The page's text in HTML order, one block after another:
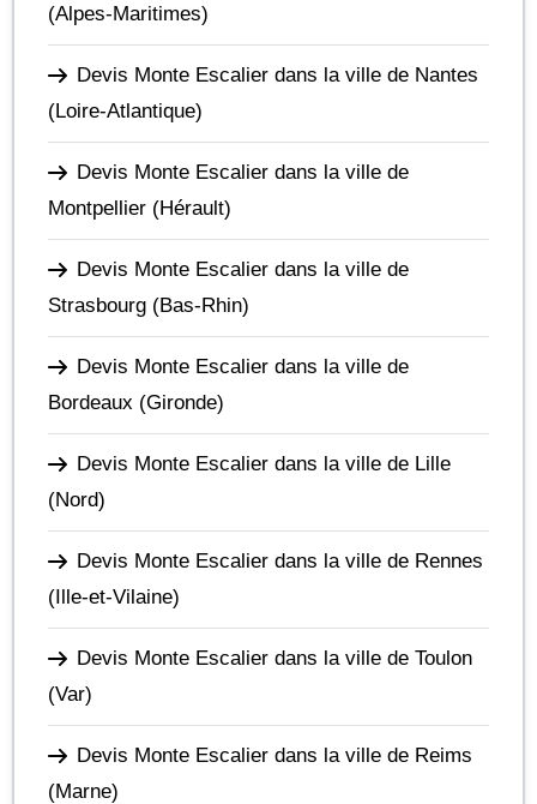
(Alpes-Maritimes)
Devis Monte Escalier dans la ville de Nantes
(Loire-Atlantique)
Devis Monte Escalier dans la ville de
Montpellier (Hérault)
Devis Monte Escalier dans la ville de
Strasbourg (Bas-Rhin)
Devis Monte Escalier dans la ville de
Bordeaux (Gironde)
Devis Monte Escalier dans la ville de Lille
(Nord)
Devis Monte Escalier dans la ville de Rennes
(Ille-et-Vilaine)
Devis Monte Escalier dans la ville de Toulon
(Var)
Devis Monte Escalier dans la ville de Reims
(Marne)